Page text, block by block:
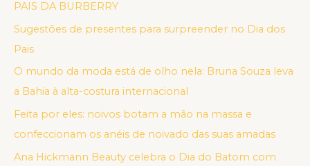
PAIS DA BURBERRY
Sugestões de presentes para surpreender no Dia dos
Pais
O mundo da moda está de olho nela: Bruna Souza leva
a Bahia à alta-costura internacional
Feita por eles: noivos botam a mão na massa e
confeccionam os anéis de noivado das suas amadas
Ana Hickmann Beauty celebra o Dia do Batom com